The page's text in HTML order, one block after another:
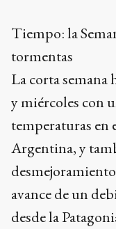
Tiempo: la
tormentas
La corta
y miércoles con
temperaturas en
Argentina, y
avance de un
desde la